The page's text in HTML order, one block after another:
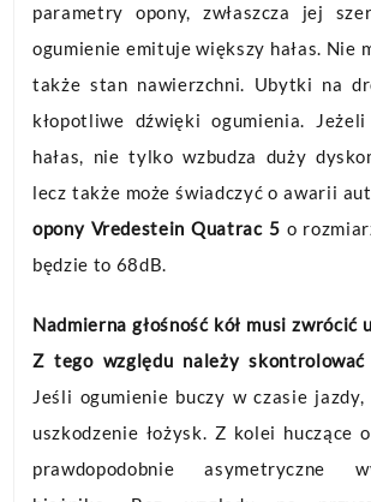
parametry opony, zwłaszcza jej
ogumienie emituje większy hałas. Nie
także stan nawierzchni. Ubytki na
kłopotliwe dźwięki ogumienia.
hałas, nie tylko wzbudza duży
lecz także może świadczyć o awarii
opony Vredestein Quatrac 5 o
będzie to 68dB.
Nadmierna głośność kół musi zwrócić
Z tego względu należy skontrolować
Jeśli ogumienie buczy w czasie jazdy,
uszkodzenie łożysk. Z kolei huczące
prawdopodobnie asymetryczne